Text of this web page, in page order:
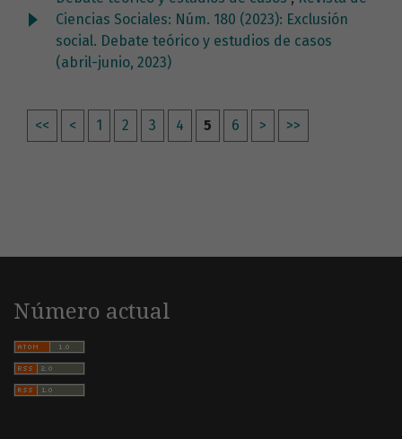
Ciencias Sociales: Núm. 180 (2023): Exclusión
social. Debate teórico y estudios de casos
(abril-junio, 2023)
<< < 1 2 3 4 5 6 > >>
Número actual